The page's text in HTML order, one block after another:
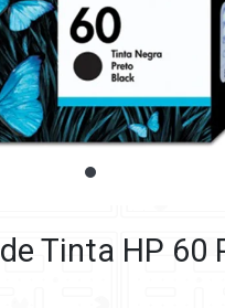
Tinta HP 60